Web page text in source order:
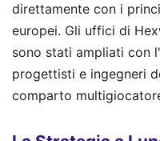
direttamente con i
europei. Gli uffici di
sono stati ampliati con
progettisti e ingegneri
comparto